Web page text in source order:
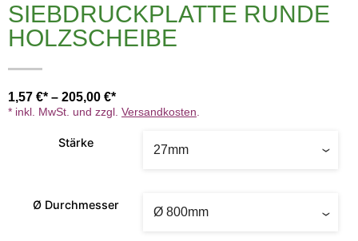
SIEBDRUCKPLATTE RUNDE
HOLZSCHEIBE
1,57 € – 205,00 €
* inkl. MwSt. und zzgl. Versandkosten
Stärke
Ø Durchmesser